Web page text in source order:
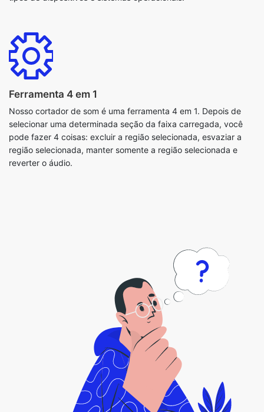
Ferramenta 4 em 1
Nosso cortador de som é uma ferramenta 4 em 1. Depois de
selecionar uma determinada seção da faixa carregada, você
região selecionada, manter somente a região selecionada e
reverter o áudio.